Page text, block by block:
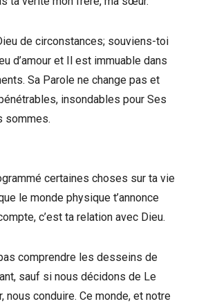
de circonstances; souviens-toi
d’amour et Il est immuable dans
Sa Parole ne change pas et
insondables pour Ses
sommes.
certaines choses sur ta vie
le monde physique t’annonce
c’est ta relation avec Dieu.
comprendre les desseins de
sauf si nous décidons de Le
nous conduire. Ce monde, et notre